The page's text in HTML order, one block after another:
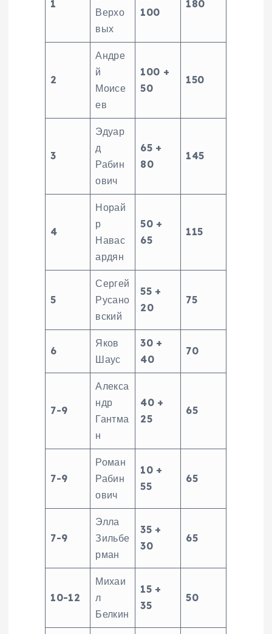
1
Верхо
вых
100
180
2
Андре
й
Моисе
ев
100 +
50
150
3
Эдуар
д
Рабин
ович
65 +
80
145
4
Норай
р
Навас
ардян
50 +
65
115
5
Сергей
Русано
вский
55 +
20
75
6
Яков
Шаус
30 +
40
70
7-9
Алекса
ндр
Гантма
н
40 +
25
65
7-9
Роман
Рабин
ович
10 +
55
65
7-9
Элла
Зильбе
рман
35 +
30
65
10-12
Михаи
л
Белкин
15 +
35
50